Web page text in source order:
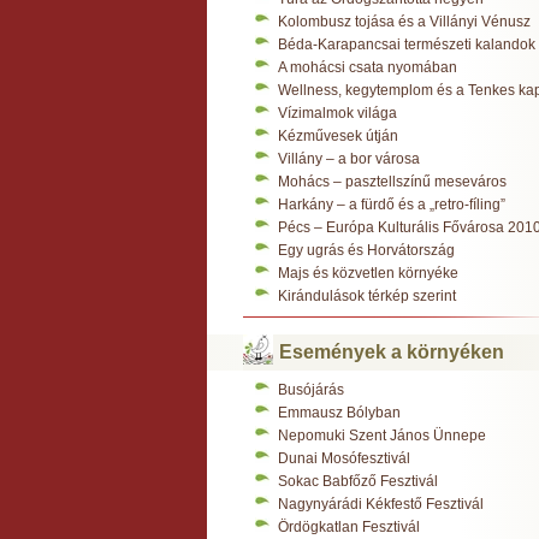
Kolombusz tojása és a Villányi Vénusz
Béda-Karapancsai természeti kalandok
A mohácsi csata nyomában
Wellness, kegytemplom és a Tenkes
Vízimalmok világa
Kézművesek útján
Villány – a bor városa
Mohács – pasztellszínű meseváros
Harkány – a fürdő és a „retro-fíling”
Pécs – Európa Kulturális Fővárosa
Egy ugrás és Horvátország
Majs és közvetlen környéke
Kirándulások térkép szerint
Események a környéken
Busójárás
Emmausz Bólyban
Nepomuki Szent János Ünnepe
Dunai Mosófesztivál
Sokac Babfőző Fesztivál
Nagynyárádi Kékfestő Fesztivál
Ördögkatlan Fesztivál